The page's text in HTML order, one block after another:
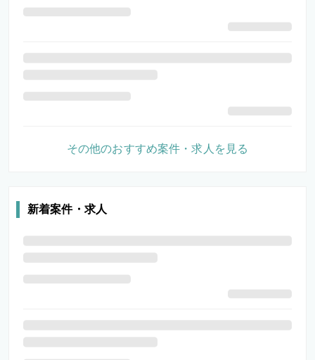
その他のおすすめ案件・求人を見る
新着案件・求人